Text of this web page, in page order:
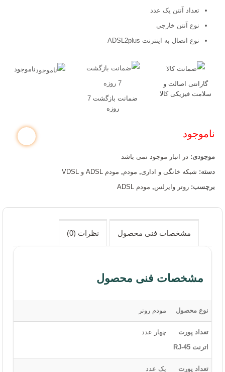
تعداد آنتن یک عدد
نوع آنتن خارجی
نوع اتصال به اینترنت ADSL2plus
گارانتی اصالت و
سلامت فیزیکی کالا
ضمانت بازگشت 7
روزه
ناموجود
ناموجود
موجودی: در انبار موجود نمی باشد
دسته: شبکه خانگی و اداری, مودم, مودم ADSL و VDSL
برچسب: روتر وایرلس, مودم ADSL
مشخصات فنی محصول نظرات (0)
مشخصات فنی محصول
نوع محصول مودم روتر
تعداد پورت
اترنت RJ-45
چهار عدد
تعداد پورت
یک عدد